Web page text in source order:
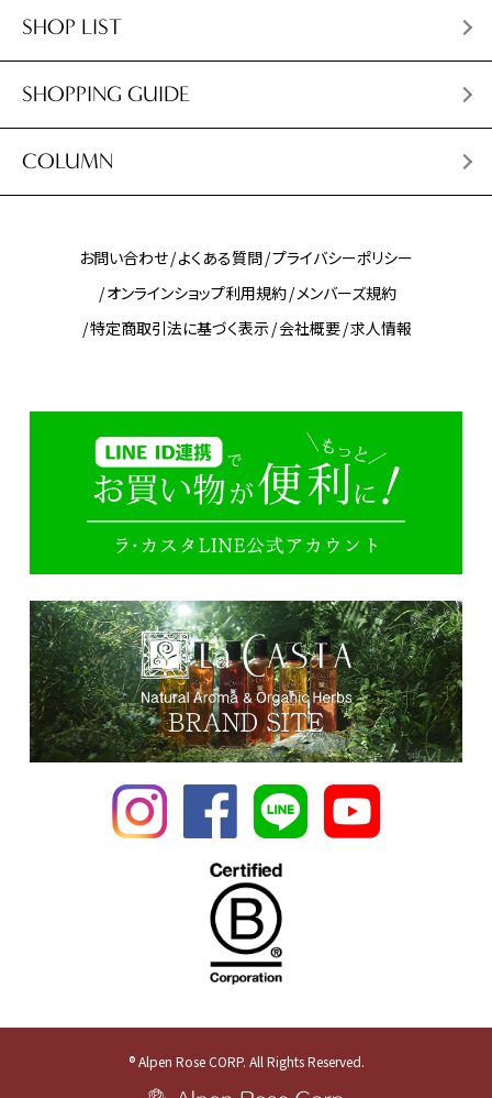
SHOP LIST
SHOPPING GUIDE
COLUMN
お問い合わせ よくある質問 プライバシーポリシー
オンラインショップ利用規約 メンバーズ規約
特定商取引法に基づく表示 会社概要 求人情報
® Alpen Rose CORP. All Rights Reserved.